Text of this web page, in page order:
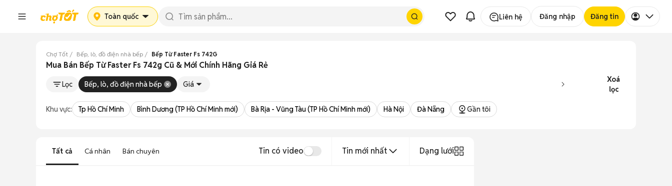
Toàn quốc Liên hệ Đăng nhập Đăng tin
Chợ Tốt Bếp, lò, đồ điện nhà bếp Bếp Từ Faster Fs 742G
Mua Bán Bếp Từ Faster Fs 742g Cũ & Mới Chính Hãng Giá Rẻ
Lọc Bếp, lò, đồ điện nhà bếp Giá
Xoá
lọc
Khu vực: Tp Hồ Chí Minh Bình Dương (TP Hồ Chí Minh mới) Bà Rịa - Vũng Tàu (TP Hồ Chí Minh mới) Hà Nội Đà Nẵng Gần tôi
Tất cả Cá nhân Bán chuyên Tin có video Tin mới nhất Dạng lưới